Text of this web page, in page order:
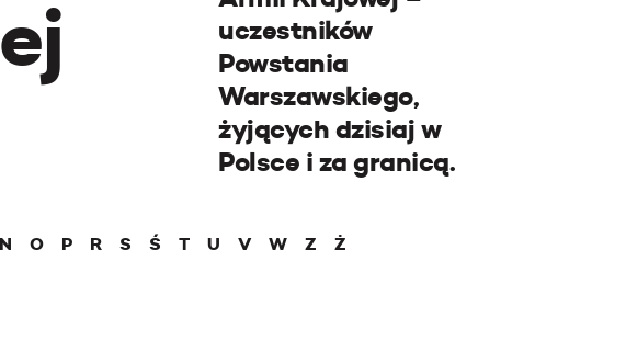
uczestników
Powstania
Warszawskiego,
żyjących dzisiaj w
Polsce i za granicą.
N O P R S Ś T U V W Z
Ż